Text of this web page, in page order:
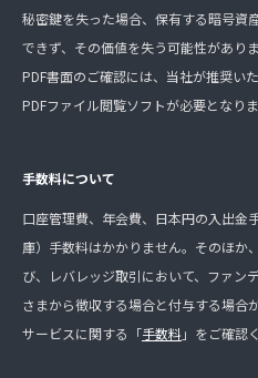
秘密鍵を失った場合、保有する暗号資
できず、その価値を失う可能性がありま
PDF書面のご確認には、当社が推奨い
PDFファイル閲覧ソフトが必要となりま
手数料について
口座管理費、年会費、日本円の入出金
庫）手数料はかかりません。そのほか
び、レバレッジ取引において、ファン
さまから徴収する場合と付与する場合
サービスに関する「手数料」をご確認